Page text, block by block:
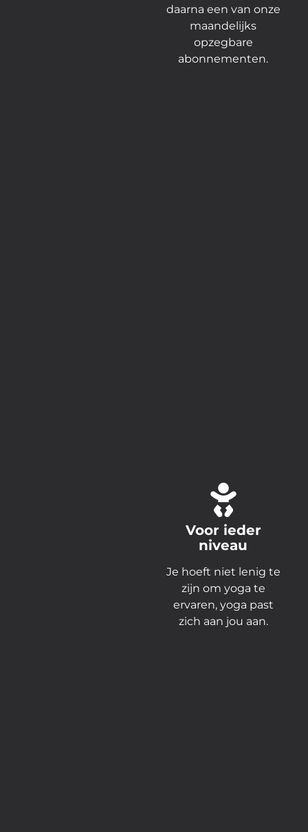
daarna een van onze
maandelijks
opzegbare
abonnementen.
Voor ieder
niveau
Je hoeft niet lenig te
zijn om yoga te
ervaren, yoga past
zich aan jou aan.